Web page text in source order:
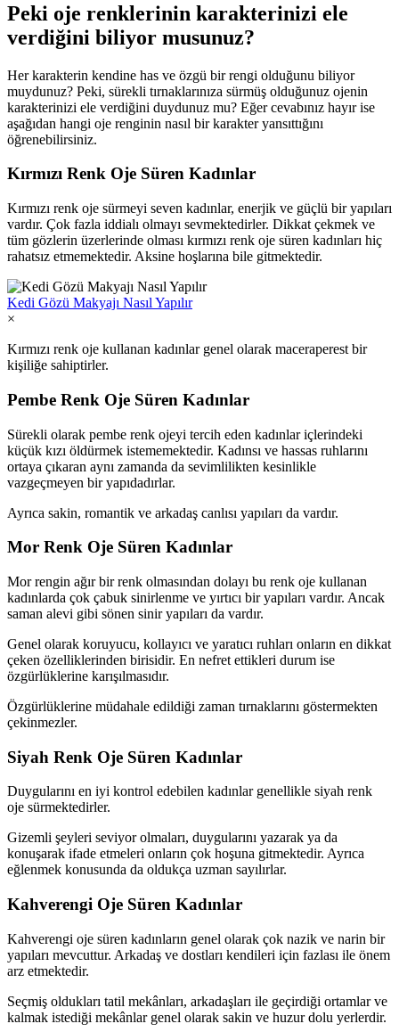
Peki oje renklerinin karakterinizi ele
verdiğini biliyor musunuz?
Her karakterin kendine has ve özgü bir rengi olduğunu biliyor
muydunuz? Peki, sürekli tırnaklarınıza sürmüş olduğunuz ojenin
karakterinizi ele verdiğini duydunuz mu? Eğer cevabınız hayır ise
aşağıdan hangi oje renginin nasıl bir karakter yansıttığını
öğrenebilirsiniz.
Kırmızı Renk Oje Süren Kadınlar
Kırmızı renk oje sürmeyi seven kadınlar, enerjik ve güçlü bir yapıları
vardır. Çok fazla iddialı olmayı sevmektedirler. Dikkat çekmek ve
tüm gözlerin üzerlerinde olması kırmızı renk oje süren kadınları hiç
rahatsız etmemektedir. Aksine hoşlarına bile gitmektedir.
Kedi Gözü Makyajı Nasıl Yapılır
×
Kırmızı renk oje kullanan kadınlar genel olarak maceraperest bir
kişiliğe sahiptirler.
Pembe Renk Oje Süren Kadınlar
Sürekli olarak pembe renk ojeyi tercih eden kadınlar içlerindeki
küçük kızı öldürmek istememektedir. Kadınsı ve hassas ruhlarını
ortaya çıkaran aynı zamanda da sevimlilikten kesinlikle
vazgeçmeyen bir yapıdadırlar.
Ayrıca sakin, romantik ve arkadaş canlısı yapıları da vardır.
Mor Renk Oje Süren Kadınlar
Mor rengin ağır bir renk olmasından dolayı bu renk oje kullanan
kadınlarda çok çabuk sinirlenme ve yırtıcı bir yapıları vardır. Ancak
saman alevi gibi sönen sinir yapıları da vardır.
Genel olarak koruyucu, kollayıcı ve yaratıcı ruhları onların en dikkat
çeken özelliklerinden birisidir. En nefret ettikleri durum ise
özgürlüklerine karışılmasıdır.
Özgürlüklerine müdahale edildiği zaman tırnaklarını göstermekten
çekinmezler.
Siyah Renk Oje Süren Kadınlar
Duygularını en iyi kontrol edebilen kadınlar genellikle siyah renk
oje sürmektedirler.
Gizemli şeyleri seviyor olmaları, duygularını yazarak ya da
konuşarak ifade etmeleri onların çok hoşuna gitmektedir. Ayrıca
eğlenmek konusunda da oldukça uzman sayılırlar.
Kahverengi Oje Süren Kadınlar
Kahverengi oje süren kadınların genel olarak çok nazik ve narin bir
yapıları mevcuttur. Arkadaş ve dostları kendileri için fazlası ile önem
arz etmektedir.
Seçmiş oldukları tatil mekânları, arkadaşları ile geçirdiği ortamlar ve
kalmak istediği mekânlar genel olarak sakin ve huzur dolu yerlerdir.